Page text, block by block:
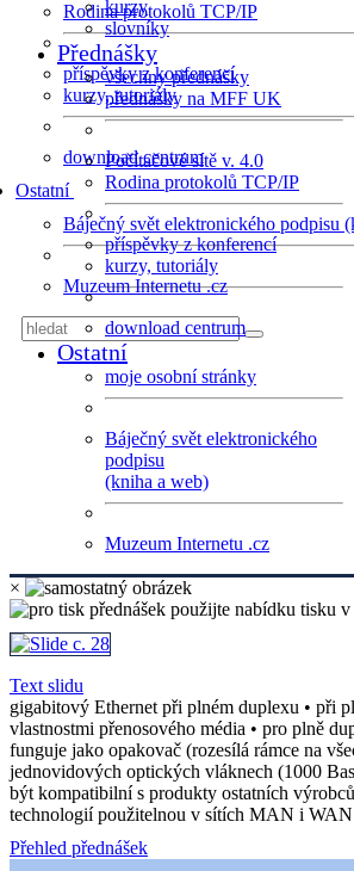
Rodina protokolů TCP/IP
příspěvky z konferencí
kurzy, tutoriály
download centrum
Ostatní
Báječný svět elektronického podpisu
Muzeum Internetu .cz
kurzy
slovníky
Přednášky
všechny přednášky
přednášky na MFF UK
Počítačové sítě v. 4.0
Rodina protokolů TCP/IP
příspěvky z konferencí
kurzy, tutoriály
download centrum
Ostatní
moje osobní stránky
Báječný svět elektronického
podpisu
(kniha a web)
Muzeum Internetu .cz
×
Text slidu
gigabitový Ethernet při plném duplexu • při
vlastnostmi přenosového média • pro plně
funguje jako opakovač (rozesílá rámce na
jednovidových optických vláknech (1000
být kompatibilní s produkty ostatních
technologií použitelnou v sítích MAN i WAN
Přehled přednášek